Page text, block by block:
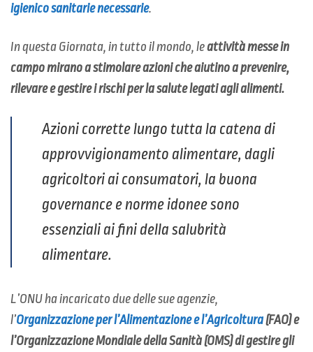
igienico sanitarie necessarie.
In questa Giornata, in tutto il mondo, leattività messe in
campo mirano a stimolare azioni che aiutino a prevenire,
rilevare e gestire i rischi per la salute legati agli alimenti.
Azioni corrette lungo tutta la catena di
approvvigionamento alimentare, dagli
agricoltori ai consumatori, la buona
governance e norme idonee sono
essenziali ai fini della salubrità
alimentare.
L’ONU ha incaricato due delle sue agenzie,
l’Organizzazione per l’Alimentazione e l’Agricoltura(FAO) e
l’Organizzazione Mondiale della Sanità (OMS) di gestire gli